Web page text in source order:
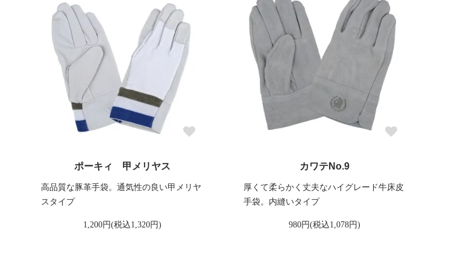
ポーキィ 甲メリヤス
高品質な豚革手袋。通気性の良い甲メリヤ
スタイプ
1,200円(税込1,320円)
カワテNo.9
厚くて柔らかく丈夫なハイグレード牛床皮
手袋。内縫いタイプ
980円(税込1,078円)